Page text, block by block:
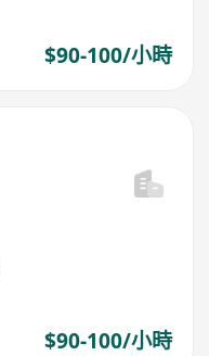
$90-100/小時
$90-100/小時